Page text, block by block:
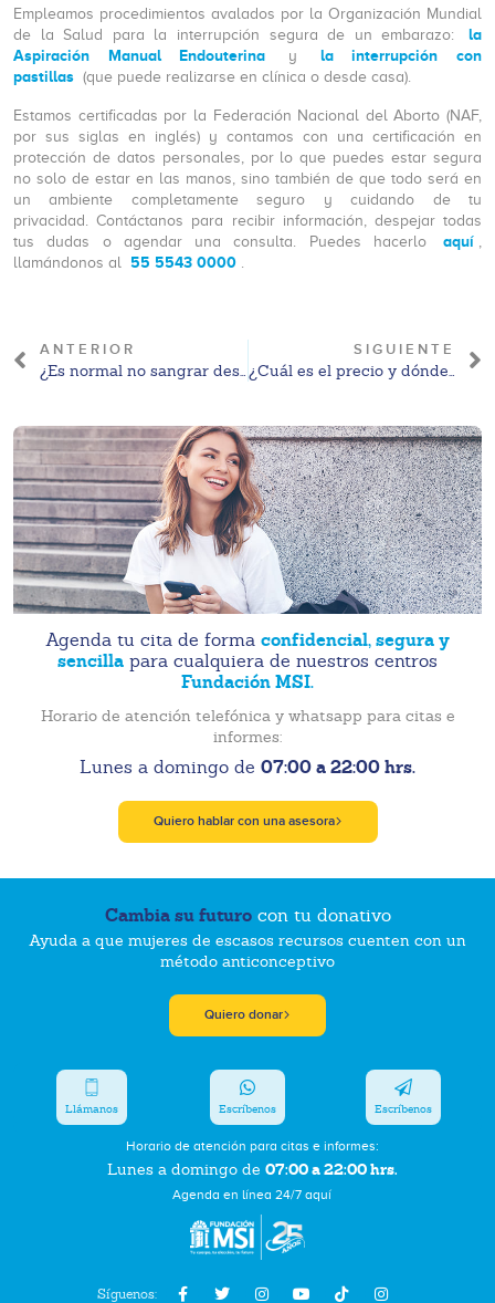
Empleamos procedimientos avalados por la Organización Mundial
de la Salud para la interrupción segura de un embarazo:
la
Aspiración Manual Endouterina
y
la interrupción con
pastillas (que puede realizarse en clínica o desde casa).
Estamos certificadas por la Federación Nacional del Aborto (NAF,
por sus siglas en inglés) y contamos con una certificación en
protección de datos personales, por lo que puedes estar segura
no solo de estar en las manos, sino también de que todo será en
un ambiente completamente seguro y cuidando de tu
privacidad. Contáctanos para recibir información, despejar todas
tus dudas o agendar una consulta. Puedes hacerlo
aquí ,
llamándonos al 55 5543 0000 .
ANTERIOR
¿Es normal no sangrar después de un legrado?
SIGUIENTE
¿Cuál es el precio y dónde comprar la mifepristona en 2025?
Agenda tu cita de forma confidencial, segura y
sencilla para cualquiera de nuestros centros
Fundación MSI.
Horario de atención telefónica y whatsapp para citas e
informes:
Lunes a domingo de 07:00 a 22:00 hrs.
Quiero hablar con una asesora
Cambia su futurocon tu donativo
Ayuda a que mujeres de escasos recursos cuenten con un
método anticonceptivo
Quiero donar
Síguenos:
Horario de atención para citas e informes:
Lunes a domingo de 07:00 a 22:00 hrs.
Agenda en línea 24/7 aquí
Llámanos Escríbenos Escríbenos